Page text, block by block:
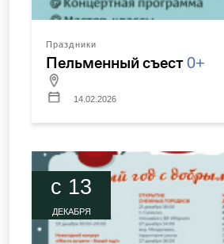
Праздники
Пельменный съест0+
14.02.2026
c 13
ДЕКАБРЯ